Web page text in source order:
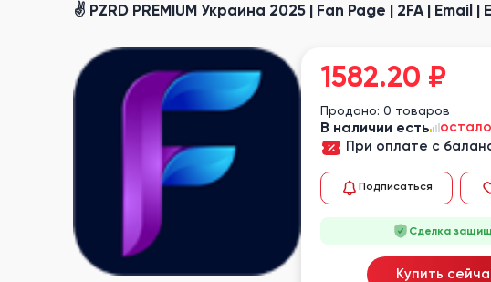
✌️ PZRD PREMIUM Украина 2025 | Fan Page | 2FA | Email |
1582.20 ₽
Продано: 0 товаров
В наличии есть
При оплате с
Подписаться
Сделка
Купить